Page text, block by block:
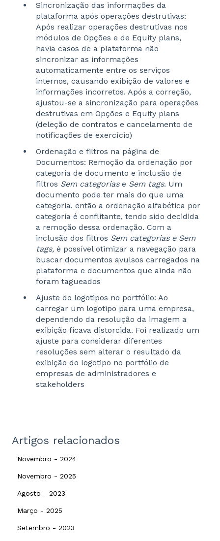
Sincronização das informações da
plataforma após operações destrutivas:
Após realizar operações destrutivas nos
módulos de Opções e de Equity plans,
havia casos de a plataforma não
sincronizar as informações
automaticamente entre os serviços
internos, causando exibição de valores e
informações incorretos. Após a correção,
ajustou-se a sincronização para operações
destrutivas em Opções e Equity plans
(deleção de contratos e cancelamento de
notificações de exercício)
Ordenação e filtros na página de
Documentos: Remoção da ordenação por
categoria de documento e inclusão de
filtros Sem categorias e Sem tags. Um
documento pode ter mais do que uma
categoria, então a ordenação alfabética por
categoria é conflitante, tendo sido decidida
a remoção dessa ordenação. Com a
inclusão dos filtros Sem categorias e Sem
tags, é possível otimizar a navegação para
buscar documentos avulsos carregados na
plataforma e documentos que ainda não
foram tagueados
Ajuste do logotipos no portfólio: Ao
carregar um logotipo para uma empresa,
dependendo da resolução da imagem a
exibição ficava distorcida. Foi realizado um
ajuste para considerar diferentes
resoluções sem alterar o resultado da
exibição do logotipo no portfólio de
empresas de administradores e
stakeholders
Artigos relacionados
Novembro - 2024
Novembro - 2025
Agosto - 2023
Março - 2025
Setembro - 2023